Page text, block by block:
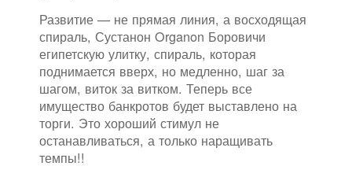
Развитие — не прямая линия, а восходящая
спираль, Сустанон Organon Боровичи
египетскую улитку, спираль, которая
поднимается вверх, но медленно, шаг за
шагом, виток за витком. Теперь все
имущество банкротов будет выставлено на
торги. Это хороший стимул не
останавливаться, а только наращивать
темпы!!